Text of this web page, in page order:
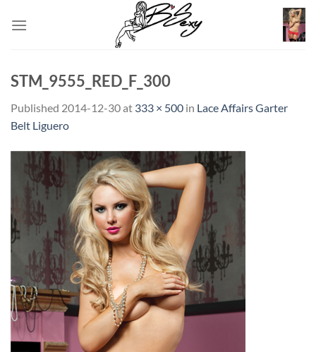
STM_9555_RED_F_300
Published 2014-12-30at 333 × 500 in Lace Affairs Garter
Belt Liguero